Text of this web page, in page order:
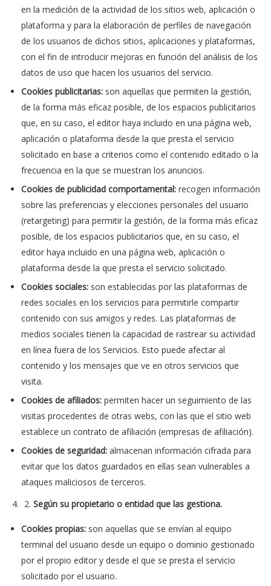
en la medición de la actividad de los sitios web, aplicación o
plataforma y para la elaboración de perfiles de navegación
de los usuarios de dichos sitios, aplicaciones y plataformas,
con el fin de introducir mejoras en función del análisis de los
datos de uso que hacen los usuarios del servicio.
Cookies publicitarias: son aquellas que permiten la gestión,
de la forma más eficaz posible, de los espacios publicitarios
que, en su caso, el editor haya incluido en una página web,
aplicación o plataforma desde la que presta el servicio
solicitado en base a criterios como el contenido editado o la
frecuencia en la que se muestran los anuncios.
Cookies de publicidad comportamental: recogen información
sobre las preferencias y elecciones personales del usuario
(retargeting) para permitir la gestión, de la forma más eficaz
posible, de los espacios publicitarios que, en su caso, el
editor haya incluido en una página web, aplicación o
plataforma desde la que presta el servicio solicitado.
Cookies sociales: son establecidas por las plataformas de
redes sociales en los servicios para permitirle compartir
contenido con sus amigos y redes. Las plataformas de
medios sociales tienen la capacidad de rastrear su actividad
en línea fuera de los Servicios. Esto puede afectar al
contenido y los mensajes que ve en otros servicios que
visita.
Cookies de afiliados: permiten hacer un seguimiento de las
visitas procedentes de otras webs, con las que el sitio web
establece un contrato de afiliación (empresas de afiliación).
Cookies de seguridad: almacenan información cifrada para
evitar que los datos guardados en ellas sean vulnerables a
ataques maliciosos de terceros.
Según su propietario o entidad que las gestiona.
Cookies propias: son aquellas que se envían al equipo
terminal del usuario desde un equipo o dominio gestionado
por el propio editor y desde el que se presta el servicio
solicitado por el usuario.